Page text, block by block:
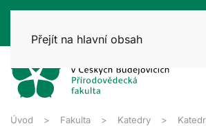
Přejít na hlavní obsah
Úvod Fakulta Katedry